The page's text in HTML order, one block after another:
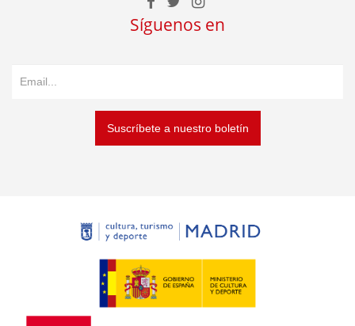
Síguenos en
Suscríbete a nuestro boletín